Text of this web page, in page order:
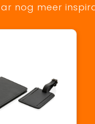
nog meer